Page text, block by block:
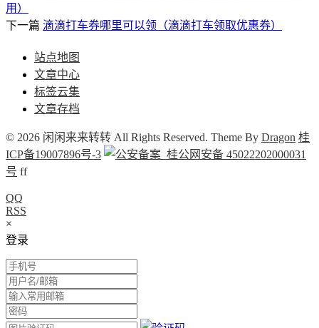
用）
下一篇 滴滴打车券哪里可以领（滴滴打车领取优惠券）
站点地图
文章中心
标签云集
文章存档
© 2026 闲闲来来转转 All Rights Reserved. Theme By Dragon 桂
ICP备19007896号-3
桂公网安备 45022202000031
号 ff
QQ
RSS
×
登录